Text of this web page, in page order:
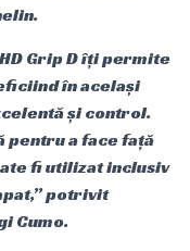
Grip D îți permite
în același
și control.
pentru a face față
fi utilizat inclusiv
potrivit
Cumo.